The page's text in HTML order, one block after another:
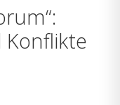
Konflikte